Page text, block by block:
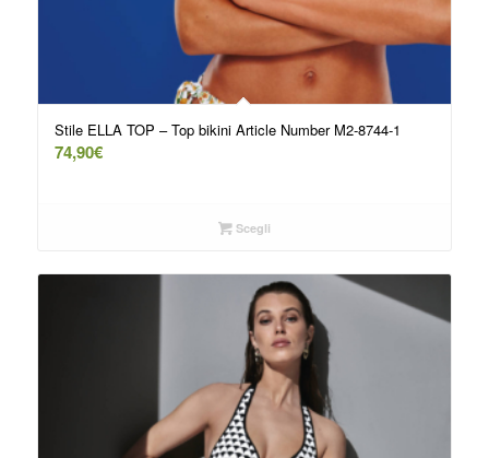
Stile ELLA TOP – Top bikini Article Number M2-8744-1
74,90€
Scegli